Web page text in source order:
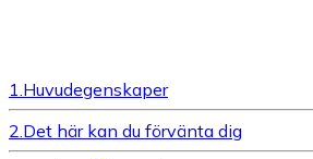
1 Huvudegenskaper
2 Det här kan du förvänta dig